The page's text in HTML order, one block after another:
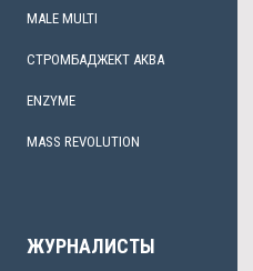
MALE MULTI
СТРОМБАДЖЕКТ АКВА
ENZYME
MASS REVOLUTION
ЖУРНАЛИСТЫ